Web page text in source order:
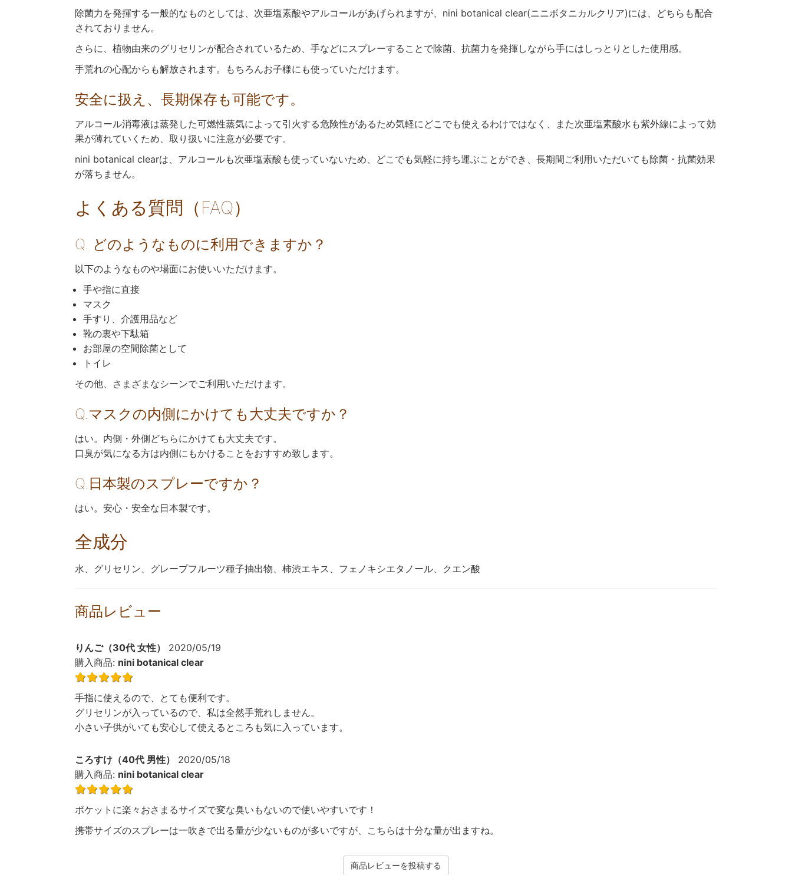
除菌力を発揮する一般的なものとしては、次亜塩素酸やアルコールがあげられますが、nini botanical clear(ニニボタニカルクリア)には、どちらも配合
されておりません。
さらに、植物由来のグリセリンが配合されているため、手などにスプレーすることで除菌、抗菌力を発揮しながら手にはしっとりとした使用感。
手荒れの心配からも解放されます。もちろんお子様にも使っていただけます。
安全に扱え、長期保存も可能です。
アルコール消毒液は蒸発した可燃性蒸気によって引火する危険性があるため気軽にどこでも使えるわけではなく、また次亜塩素酸水も紫外線によって効
果が薄れていくため、取り扱いに注意が必要です。
nini botanical clearは、アルコールも次亜塩素酸も使っていないため、どこでも気軽に持ち運ぶことができ、長期間ご利用いただいても除菌・抗菌効果
が落ちません。
よくある質問（FAQ）
Q. どのようなものに利用できますか？
以下のようなものや場面にお使いいただけます。
手や指に直接
マスク
手すり、介護用品など
靴の裏や下駄箱
お部屋の空間除菌として
トイレ
その他、さまざまなシーンでご利用いただけます。
Q.マスクの内側にかけても大丈夫ですか？
はい。内側・外側どちらにかけても大丈夫です。
口臭が気になる方は内側にもかけることをおすすめ致します。
Q.日本製のスプレーですか？
はい。安心・安全な日本製です。
全成分
水、グリセリン、グレープフルーツ種子抽出物、柿渋エキス、フェノキシエタノール、クエン酸
商品レビュー
りんご（30代 女性）
2020/05/19
購入商品: nini botanical clear
手指に使えるので、とても便利です。
グリセリンが入っているので、私は全然手荒れしません。
小さい子供がいても安心して使えるところも気に入っています。
ころすけ （40代 男性）
2020/05/18
購入商品: nini botanical clear
ポケットに楽々おさまるサイズで変な臭いもないので使いやすいです！
携帯サイズのスプレーは一吹きで出る量が少ないものが多いですが、こちらは十分な量が出ますね。
商品レビューを投稿する